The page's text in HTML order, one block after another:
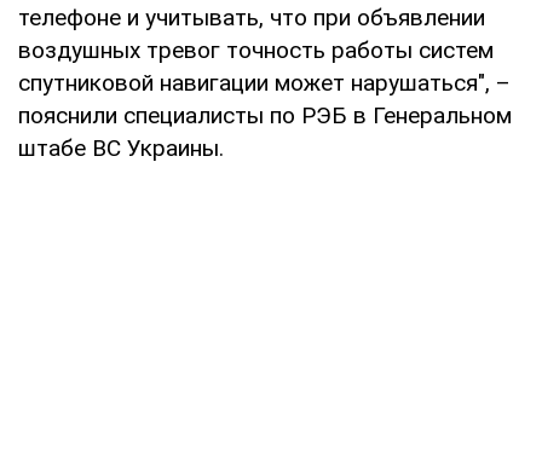
телефоне и учитывать, что при объявлении
воздушных тревог точность работы систем
спутниковой навигации может нарушаться", –
пояснили специалисты по РЭБ в Генеральном
штабе ВС Украины.